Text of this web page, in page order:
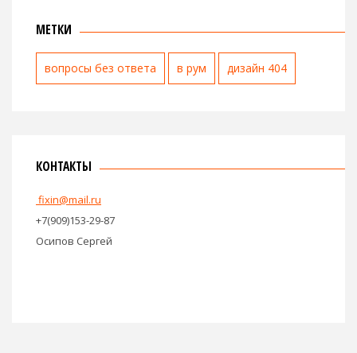
МЕТКИ
вопросы без ответа в рум дизайн 404
КОНТАКТЫ
fixin@mail.ru
+7(909)153-29-87
Осипов Сергей